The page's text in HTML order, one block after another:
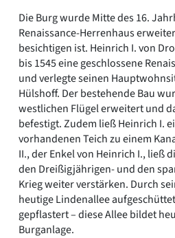
Die Burg wurde Mitte des 16.
Renaissance-Herrenhaus
besichtigen ist. Heinrich I. von
bis 1545 eine geschlossene
und verlegte seinen
Hülshoff. Der bestehende Bau
westlichen Flügel erweitert und
befestigt. Zudem ließ Heinrich I.
vorhandenen Teich zu einem
II., der Enkel von Heinrich I., ließ
den Dreißigjährigen- und den
Krieg weiter verstärken. Durch
heutige Lindenallee
gepflastert – diese Allee bildet
Burganlage.